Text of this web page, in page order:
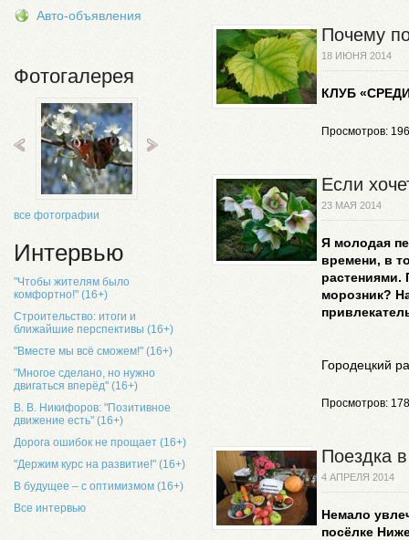
Авто-объявления
Фотогалерея
все фотографии
Интервью
"Чтобы жителям было
комфортно!" (16+)
Строительство: итоги и
ближайшие перспективы (16+)
"Вместе мы всё сможем!" (16+)
"Многое сделано, но нужно
двигаться вперёд" (16+)
В. В. Никифоров: "Позитивное
движение есть" (16+)
Дорога ошибок не прощает (16+)
"Держим курс на развитие!" (16+)
В будущее – с оптимизмом (16+)
Все интервью
Почему
18 ИЮНЯ 2014
КЛУБ
Просмотров:
Если
23 МАЯ 2014
Я молодая
времени, в
растениями.
морозник?
Городецкий
Просмотров:
Поездка
4 АПРЕЛЯ 2014
Немало
посёлке